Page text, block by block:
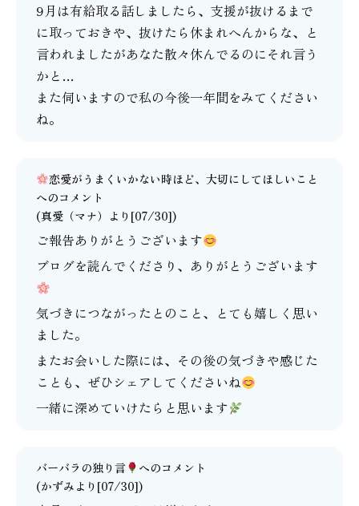
9月は有給取る話しましたら、支援が抜けるまで
に取っておきや、抜けたら休まれへんからな、と
言われましたがあなた散々休んでるのにそれ言う
かと…
また伺いますので私の今後一年間をみてください
ね。
恋愛がうまくいかない時ほど、大切にしてほしいこと
へのコメント
(真愛（マナ） より[07/30])
ご報告ありがとうございます
ブログを読んでくださり、ありがとうございます
気づきにつながったとのこと、とても嬉しく思い
ました。
またお会いした際には、その後の気づきや感じた
ことも、ぜひシェアしてくださいね
一緒に深めていけたらと思います
バーバラの独り言
へのコメント
(かずみより[07/30])